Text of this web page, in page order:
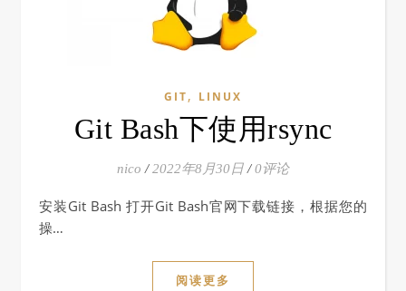
GIT, LINUX
Git Bash下使用rsync
nico / 2022年8月30日 / 0评论
安装Git Bash 打开Git Bash官网下载链接，根据您的
操…
阅读更多